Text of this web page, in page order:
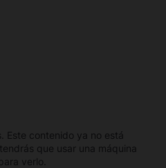
Este contenido ya no está
que usar una máquina
verlo.